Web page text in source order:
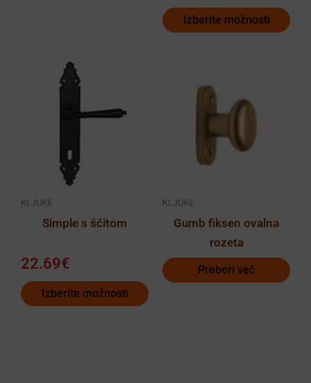
Izberite možnosti
KLJUKE
Simple s ščitom
22.69€
Izberite možnosti
Možnosti
izberete
izdelka
KLJUKE
Gumb fiksen ovalna
rozeta
Preberi več